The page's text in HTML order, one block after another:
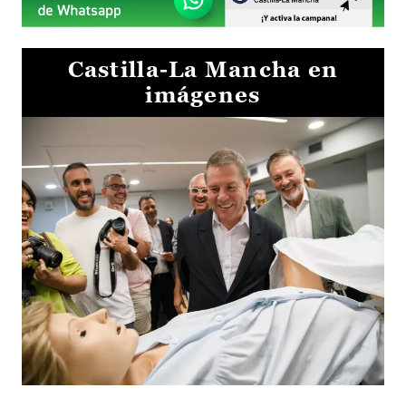
Castilla-La Mancha en
imágenes